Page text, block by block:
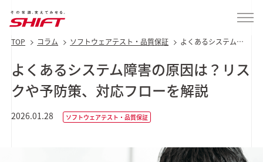
TOP コラム ソフトウェアテスト・品質保証
よくあるシステム障
ーを解説
よくあるシステム障害の原因は？リス
クや予防策、対応フローを解説
2026.01.28 ソフトウェアテスト・品質保証